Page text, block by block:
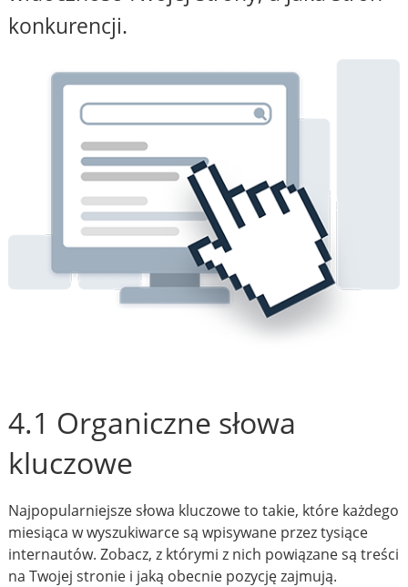
konkurencji.
4.1 Organiczne słowa
kluczowe
Najpopularniejsze słowa kluczowe to takie, które każdego
miesiąca w wyszukiwarce są wpisywane przez tysiące
internautów. Zobacz, z którymi z nich powiązane są treści
na Twojej stronie i jaką obecnie pozycję zajmują.